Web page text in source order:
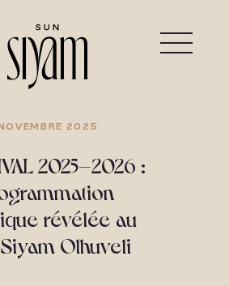
2025
2025–2026 :
révélée au
Olhuveli